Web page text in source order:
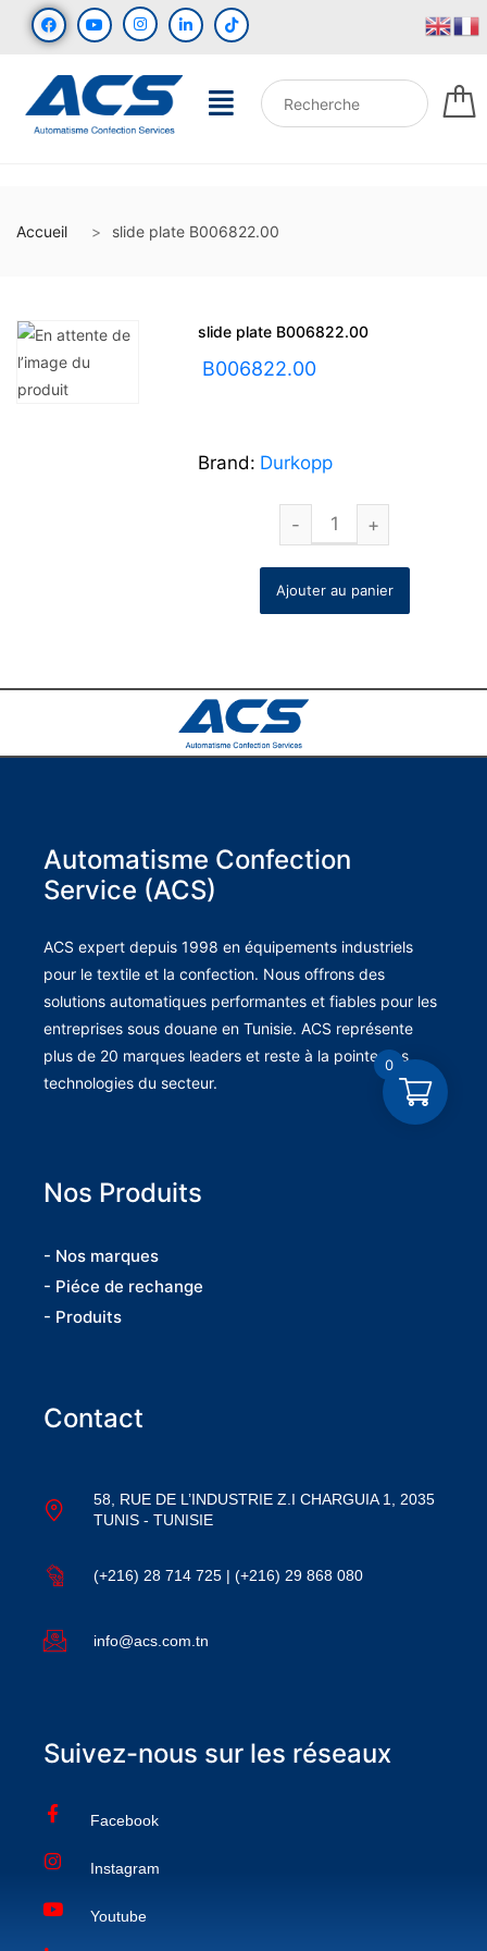
Accueil slide plate B006822.00
slide plate B006822.00
B006822.00
Brand: Durkopp
Ajouter au panier
Automatisme Confection
Service (ACS)
ACS expert depuis 1998 en équipements industriels
pour le textile et la confection. Nous offrons des
solutions automatiques performantes et fiables pour les
entreprises sous douane en Tunisie. ACS représente
plus de 20 marques leaders et reste à la pointe des
technologies du secteur.
Nos Produits
- Nos marques
- Piéce de rechange
- Produits
Contact
58, RUE DE L’INDUSTRIE Z.I CHARGUIA 1, 2035
TUNIS - TUNISIE
(+216) 28 714 725 | (+216) 29 868 080
info@acs.com.tn
Suivez-nous sur les réseaux
Facebook
Instagram
Youtube
0